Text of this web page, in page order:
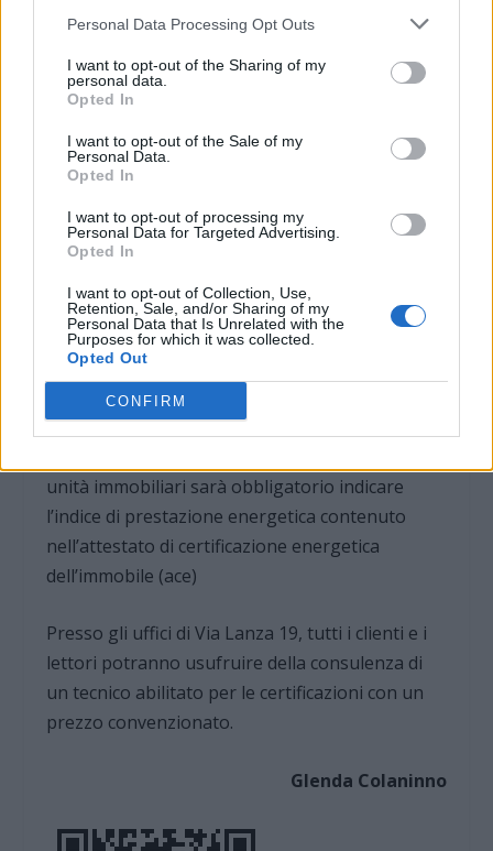
Personal Data Processing Opt Outs
I want to opt-out of the Sharing of my
personal data.
Opted In
I want to opt-out of the Sale of my
Personal Data.
Opted In
I want to opt-out of processing my
Personal Data for Targeted Advertising.
Opted In
I want to opt-out of Collection, Use,
Retention, Sale, and/or Sharing of my
Personal Data that Is Unrelated with the
Purposes for which it was collected.
Opted Out
CONFIRM
poi così importante, rispetto ad eventuali
morosi, magari irreperibili, che rovinano
l’alloggio o che ci lasciano bollette esose da
pagare, oltre al danno di un mancato affitto
quindi anche la beffa.
Per concludere, si ricorda che dal 1º gennaio
2012 scatta l’obbligo della certificazione
necessario esibire l’attestato che certifica la
prestazione energetica dell’immobile. le classi
sono 8 e vanno da a+ alla g.
Inoltre per tutti gli annunci commerciali di
unità immobiliari sarà obbligatorio indicare
l’indice di prestazione energetica contenuto
nell’attestato di certificazione energetica
dell’immobile (ace)
Presso gli uffici di Via Lanza 19, tutti i clienti e i
lettori potranno usufruire della consulenza di
un tecnico abilitato per le certificazioni con un
prezzo convenzionato.
Glenda Colaninno